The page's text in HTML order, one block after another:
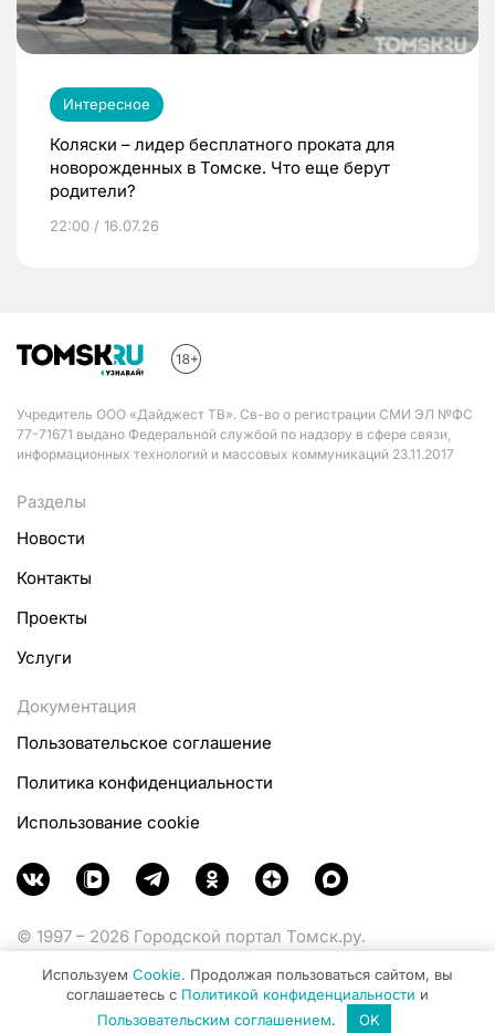
Интересное
Коляски – лидер бесплатного проката для
новорожденных в Томске. Что еще берут
родители?
22:00 / 16.07.26
Учредитель ООО «Дайджест ТВ». Св-во о регистрации СМИ ЭЛ №ФС
77-71671 выдано Федеральной службой по надзору в сфере связи,
информационных технологий и массовых коммуникаций 23.11.2017
Разделы
Новости
Контакты
Проекты
Услуги
Документация
Пользовательское соглашение
Политика конфиденциальности
Использование cookie
© 1997 – 2026 Городской портал Томск.ру.
Министерства цифрового развития, связи и массовых
коммуникаций Российской Федерации.
Используем Cookie. Продолжая пользоваться сайтом, вы
соглашаетесь с Политикой конфиденциальности и
Пользовательским соглашением. OK